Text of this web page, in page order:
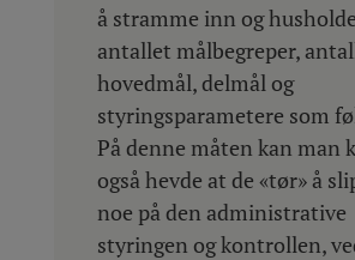
å stramme inn og
antallet målbegreper,
hovedmål, delmål og
styringsparametere som
På denne måten kan man
også hevde at de «tør» å
noe på den administrative
styringen og kontrollen,